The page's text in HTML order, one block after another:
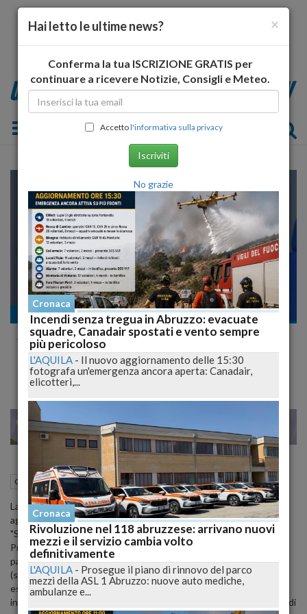
Toggle navigation
Cronaca
Agricoltura: Febbo, dal PSR 7 mln per servizi
zone interne
MILANO 22
Cronaca L'Aquila (AQ) 08 Ottobre 2012 13:18
La Giunta regionale, su proposta dell'assessore alle Politiche
agricole Mauro Febbo, ha approvato la Misura 3.2.1 - Azione A - su
"Servizi essenziali per l'economia e la popolazione rurale" del
Programma di sviluppo rurale (PSR) per una dotazione finanziaria
pari a 7,2 milioni di euro. Il provvedimento e' rivolto sia ai Comuni
(singoli o associati) sia a Enti pubblici per interventi da realizzare
esclusivamente nei villaggi o borghi rurali ubicati nelle aree rurali
intermedie (Collina interna) e aree rurali con problemi complessivi di
×
Hai letto le ultime news?
Conferma la tua ISCRIZIONE GRATIS per
continuare a ricevere Notizie, Consigli e Meteo.
Accettol'informativa sulla privacy
Iscriviti
No grazie
Cronaca
Incendi senza tregua in Abruzzo: evacuate
squadre, Canadair spostati e vento sempre
più pericoloso
L'AQUILA - Il nuovo aggiornamento delle 15:30
fotografa un'emergenza ancora aperta: Canadair,
elicotteri,...
Cronaca
Rivoluzione nel 118 abruzzese: arrivano nuovi
mezzi e il servizio cambia volto
definitivamente
L'AQUILA - Prosegue il piano di rinnovo del parco
mezzi della ASL 1 Abruzzo: nuove auto mediche,
ambulanze e...